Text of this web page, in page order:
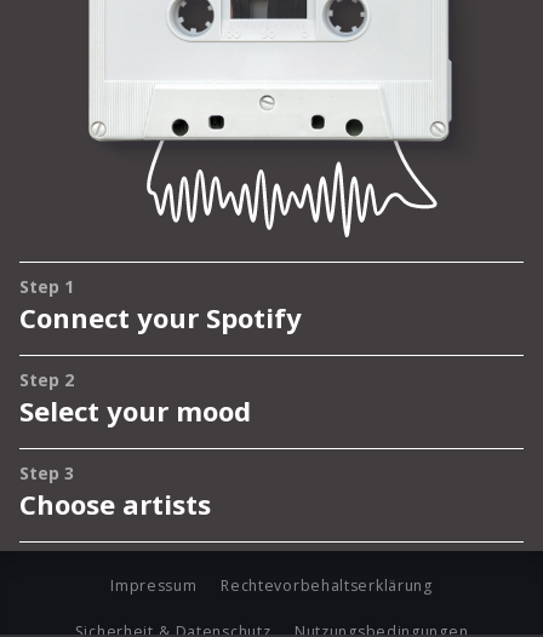
Impressum Rechtevorbehaltserklärung
Sicherheit & Datenschutz Nutzungsbedingungen